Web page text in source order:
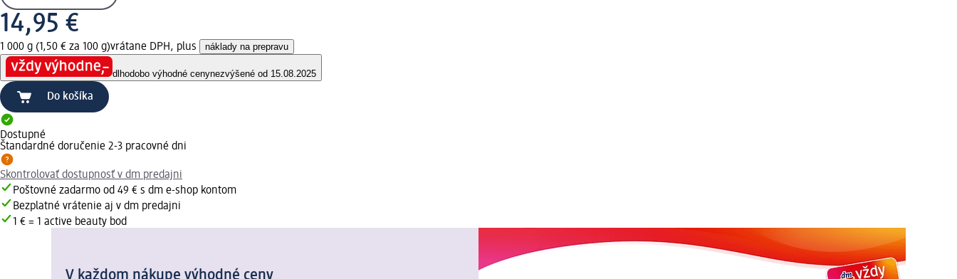
14,95 €
1 000 g (1,50 € za 100 g)vrátane DPH, plus náklady na prepravu
dlhodobo výhodné cenynezvýšené od 15.08.2025
Do košíka
Dostupné
Štandardné doručenie 2-3 pracovné dni
Skontrolovať dostupnosť v dm predajni
Poštovné zadarmo od 49 € s dm e-shop kontom
Bezplatné vrátenie aj v dm predajni
1 € = 1 active beauty bod
V každom nákupe výhodné ceny